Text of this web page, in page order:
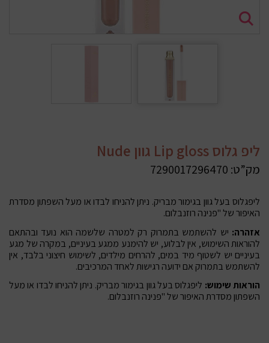
ליפ גלוס Lip gloss גוון Nude
מק”ט: 7290017296470
ליפגלוס בעל גוון בגימור מבריק. ניתן להניחו לבדו או מעל השפתון מסדרת
האיפור של "פנינה רוזנבלום.
אזהרה: יש להשתמש בתמרוק רק למטרה שלשמה הוא נועד ובהתאם
להוראות השימוש, אין לבלוע, יש להימנע ממגע בעיניים, במקרה של מגע
בעיניים יש לשטוף מיד במים, להרחים מילדים, לשימוש חיצוני בלבד, אין
להשתמש בתמרוק אם ידועה רגישות לאחד המרכיבים.
הוראות שימוש: ליפגלוס בעל גוון בגימור מבריק. ניתן להניחו לבדו או מעל
השפתון מסדרת האיפור של "פנינה רוזנבלום.